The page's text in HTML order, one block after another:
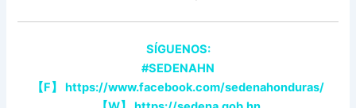
SÍGUENOS:
#SEDENAHN
【F】 https://www.facebook.com/sedenahonduras/